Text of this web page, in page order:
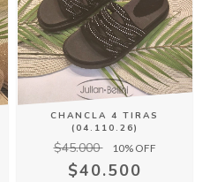
CHANCLA 4 TIRAS
(04.110.26)
$45.000 10% OFF
$40.500